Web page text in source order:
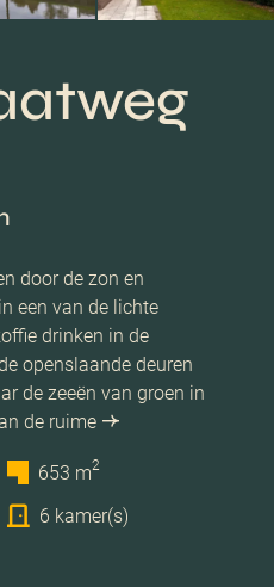
door de zon en
een van de lichte
drinken in de
openslaande deuren
de zeeën van groen in
de ruime
653 m2
6 kamer(s)